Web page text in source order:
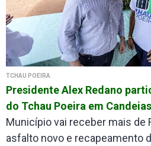
TCHAU POEIRA
Presidente Alex Redano
do Tchau Poeira em
Município vai receber mais de
asfalto novo e recapeamento